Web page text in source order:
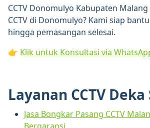
CCTV Donomulyo Kabupaten
CCTV di Donomulyo? Kami siap
hingga pemasangan selesai.
👉 Klik untuk Konsultasi via
Layanan CCTV
Jasa Bongkar Pasang CCTV